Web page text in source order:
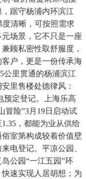
踞守杨浦内环滨江
清晰，可按照需求
场景，它不只是一座
顾私密性取舒服度，
户，更是一份传承海
公里贯通的杨浦滨江
里售楼处德律风：
预定登记。上海乐高
冒险”3月19日启动试
，都能为业从供给
室第构成较着价值壁
电登记。平凉公园、
公园“一江五园”环
速实现人居胡想；为